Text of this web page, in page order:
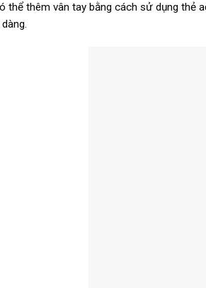
thể thêm vân tay bằng cách sử dụng thẻ